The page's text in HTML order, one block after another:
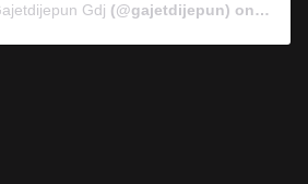
Gdj (@gajetdijepun) on Jan 7,